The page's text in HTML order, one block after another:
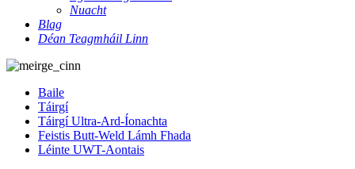
Nuacht
Blag
Déan Teagmháil Linn
Baile
Táirgí
Táirgí Ultra-Ard-Íonachta
Feistis Butt-Weld Lámh Fhada
Léinte UWT-Aontais